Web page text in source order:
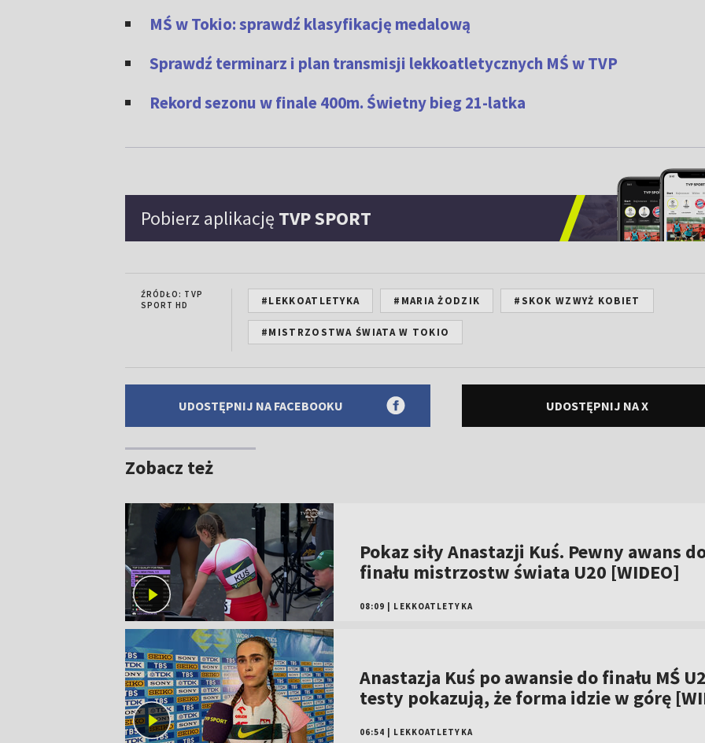
MŚ w Tokio: sprawdź klasyfikację medalową
Sprawdź terminarz i plan transmisji lekkoatletycznych MŚ w TVP
Rekord sezonu w finale 400m. Świetny bieg 21-latka
Pobierz aplikację TVP SPORT
ŹRÓDŁO: TVP
SPORT HD
#LEKKOATLETYKA #MARIA ŻODZIK #SKOK WZWYŻ KOBIET
#MISTRZOSTWA ŚWIATA W TOKIO
UDOSTĘPNIJ NA FACEBOOKU UDOSTĘPNIJ NA X
Zobacz też
Pokaz siły Anastazji Kuś. Pewny awans
finału mistrzostw świata U20 [WIDEO]
08:09 LEKKOATLETYKA
Anastazja Kuś po awansie do finału MŚ
testy pokazują, że forma idzie w górę
06:54 LEKKOATLETYKA